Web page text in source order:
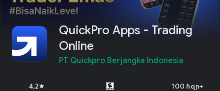
QuickPro Apps - Trading
Online
PT Quickpro Berjangka Indonesia
4,2star 100 հզր+